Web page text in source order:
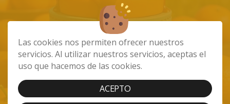
Las cookies nos permiten ofrecer nuestros
servicios. Al utilizar nuestros servicios, aceptas el
uso que hacemos de las cookies.
ACEPTO
info@ariannystiendaonline.com
675102532
Av. de Carlos V, 45, 35240 Carrizal, Las
Palmas